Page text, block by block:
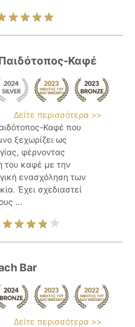
Καφέ
Δείτε περισσότερα >>
Καφέ που
ξεχωρίζει ως
φέρνοντας
του καφέ με την
ενασχόληση των
Έχει σχεδιαστεί
...
Bar
Δείτε περισσότερα >>